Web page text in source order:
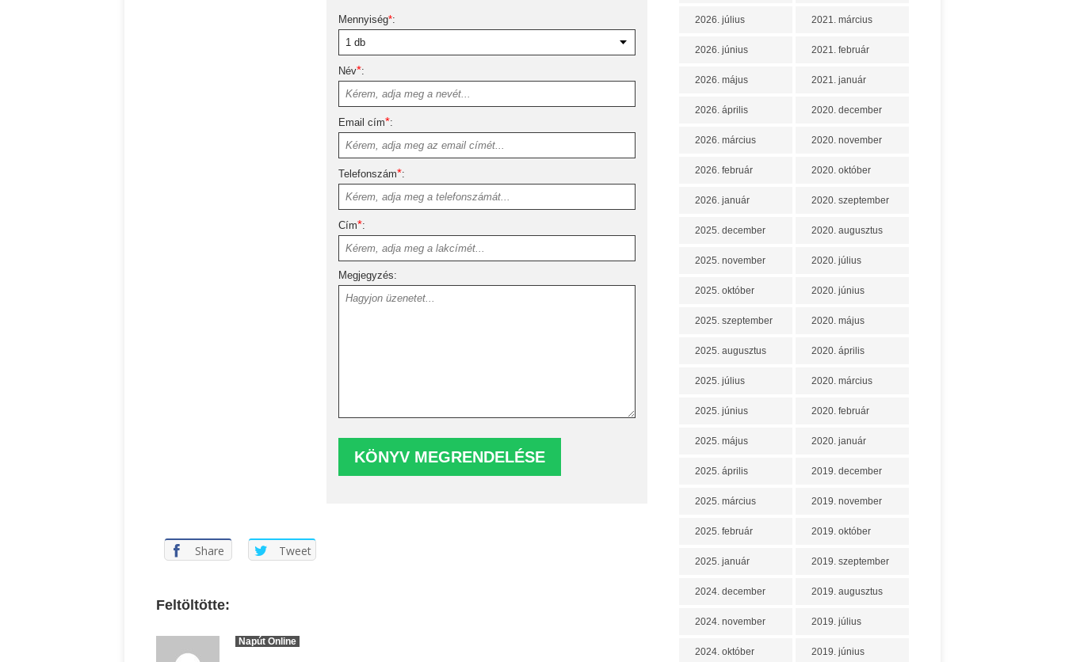
Mennyiség*:
Név*:
Email cím*:
Telefonszám*:
Cím*:
Megjegyzés:
Share Tweet
Feltöltötte:
Napút Online
2026. július
2026. június
2026. május
2026. április
2026. március
2026. február
2026. január
2025. december
2025. november
2025. október
2025. szeptember
2025. augusztus
2025. július
2025. június
2025. május
2025. április
2025. március
2025. február
2025. január
2024. december
2024. november
2024. október
2021. március
2021. február
2021. január
2020. december
2020. november
2020. október
2020. szeptember
2020. augusztus
2020. július
2020. június
2020. május
2020. április
2020. március
2020. február
2020. január
2019. december
2019. november
2019. október
2019. szeptember
2019. augusztus
2019. július
2019. június